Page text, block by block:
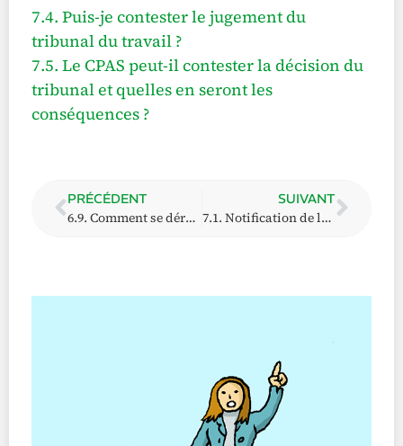
7.4. Puis-je contester le jugement du
tribunal du travail ?
7.5. Le CPAS peut-il contester la décision du
tribunal et quelles en seront les
conséquences ?
PRÉCÉDENT
6.9. Comment se déroule la procédure au tribunal ?
SUIVANT
7.1. Notification de la décision